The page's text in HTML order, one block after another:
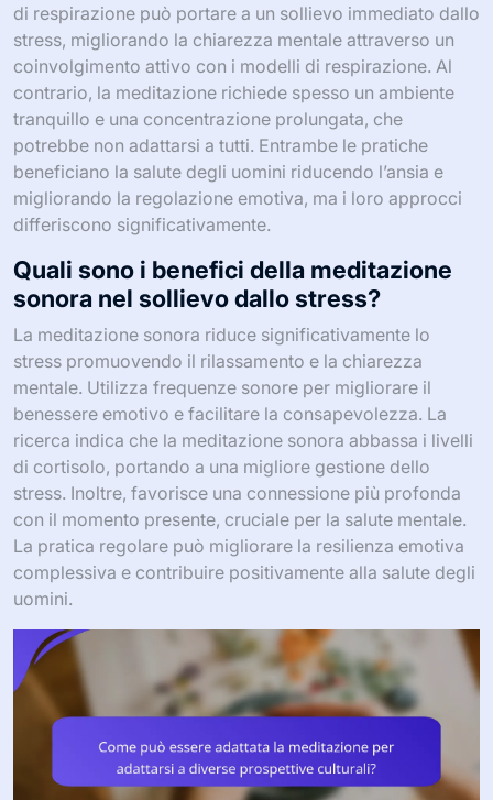
di respirazione può portare a un sollievo immediato dallo
stress, migliorando la chiarezza mentale attraverso un
coinvolgimento attivo con i modelli di respirazione. Al
contrario, la meditazione richiede spesso un ambiente
tranquillo e una concentrazione prolungata, che
potrebbe non adattarsi a tutti. Entrambe le pratiche
beneficiano la salute degli uomini riducendo l’ansia e
migliorando la regolazione emotiva, ma i loro approcci
differiscono significativamente.
Quali sono i benefici della meditazione
sonora nel sollievo dallo stress?
La meditazione sonora riduce significativamente lo
stress promuovendo il rilassamento e la chiarezza
mentale. Utilizza frequenze sonore per migliorare il
benessere emotivo e facilitare la consapevolezza. La
ricerca indica che la meditazione sonora abbassa i livelli
di cortisolo, portando a una migliore gestione dello
stress. Inoltre, favorisce una connessione più profonda
con il momento presente, cruciale per la salute mentale.
La pratica regolare può migliorare la resilienza emotiva
complessiva e contribuire positivamente alla salute degli
uomini.